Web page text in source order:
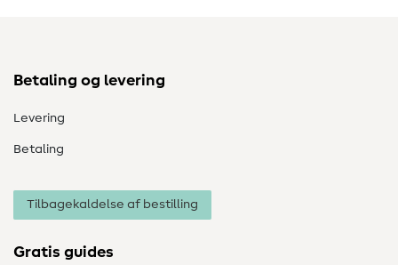
Betaling og levering
Levering
Betaling
Tilbagekaldelse af bestilling
Gratis guides